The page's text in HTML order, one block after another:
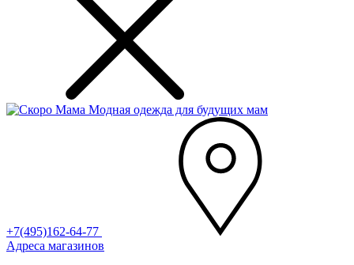
Модная одежда для будущих мам
+7(495)162-64-77
Адреса магазинов